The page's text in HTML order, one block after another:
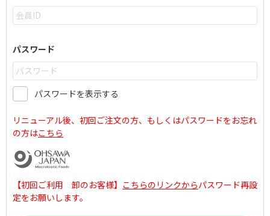
パスワード
パスワードを表示する
リニューアル後、初回ご注文の方、もしくはパスワードをお忘れ
の方はこちら
【初回ご利用 卸のお客様】 こちらのリンクからパスワード再設
定をお願いします。